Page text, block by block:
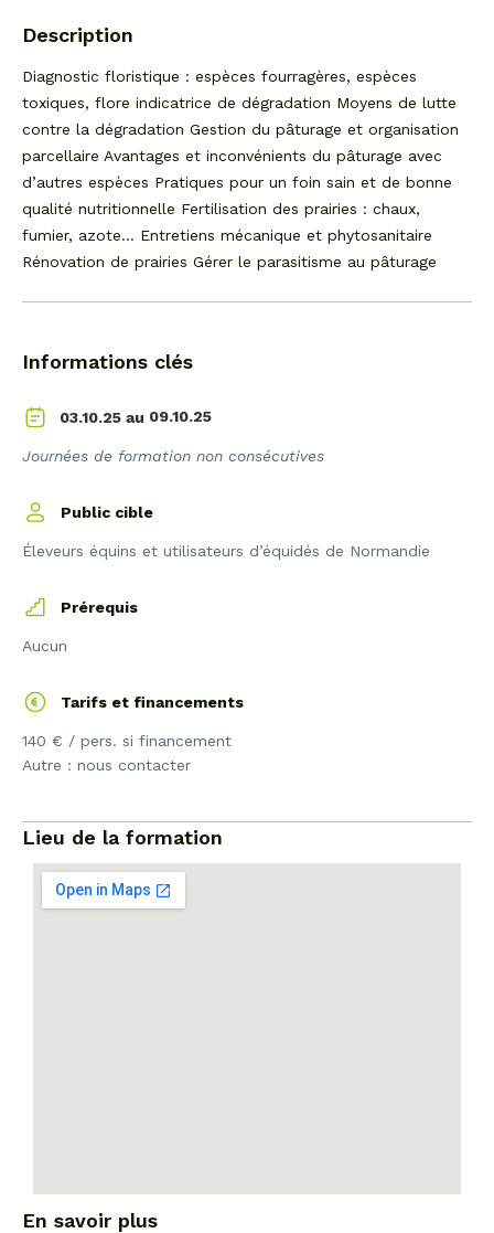
Description
Diagnostic floristique : espèces fourragères, espèces
toxiques, flore indicatrice de dégradation Moyens de lutte
contre la dégradation Gestion du pâturage et organisation
parcellaire Avantages et inconvénients du pâturage avec
d’autres espèces Pratiques pour un foin sain et de bonne
qualité nutritionnelle Fertilisation des prairies : chaux,
fumier, azote… Entretiens mécanique et phytosanitaire
Rénovation de prairies Gérer le parasitisme au pâturage
Informations clés
03.10.25 au 09.10.25
Journées de formation non consécutives
Public cible
Éleveurs équins et utilisateurs d’équidés de Normandie
Prérequis
Aucun
Tarifs et financements
140 € / pers. si financement
Autre : nous contacter
Lieu de la formation
En savoir plus